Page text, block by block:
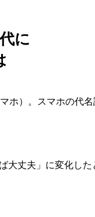
に
ホ）。スマホの代
大丈夫」に変化し